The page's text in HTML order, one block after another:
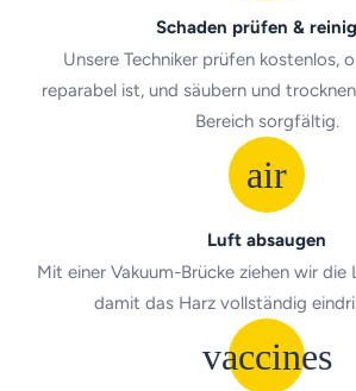
Schaden prüfen &
Unsere Techniker prüfen kostenlos,
reparabel ist, und säubern und
Bereich sorgfältig.
air
Luft absaugen
Mit einer Vakuum-Brücke ziehen wir die
damit das Harz vollständig
vaccines